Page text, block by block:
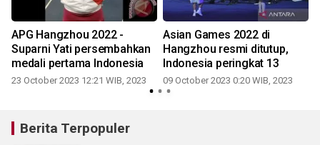
APG Hangzhou 2022 -
Suparni Yati persembahkan
medali pertama Indonesia
23 October 2023 12:21 WIB, 2023
Asian Games 2022 di
Hangzhou resmi ditutup,
Indonesia peringkat 13
09 October 2023 0:20 WIB, 2023
Berita Terpopuler